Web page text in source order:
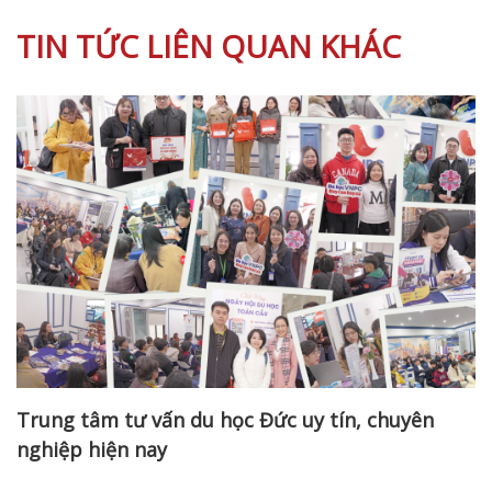
TIN TỨC LIÊN QUAN KHÁC
Trung tâm tư vấn du học Đức uy tín, chuyên
nghiệp hiện nay